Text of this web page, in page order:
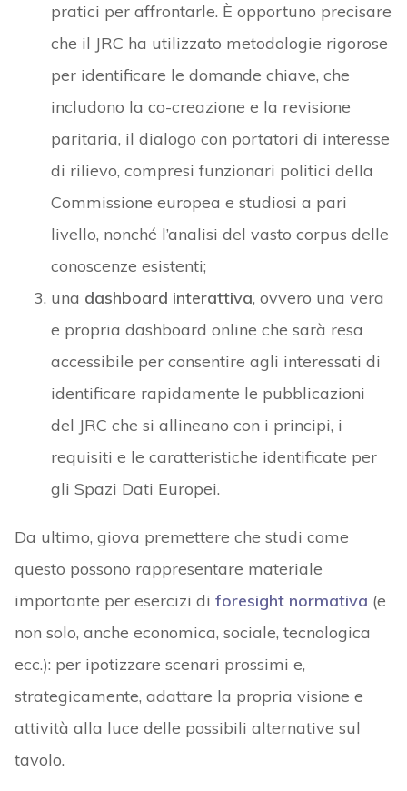
pratici per affrontarle. È opportuno precisare
che il JRC ha utilizzato metodologie rigorose
per identificare le domande chiave, che
includono la co-creazione e la revisione
paritaria, il dialogo con portatori di interesse
di rilievo, compresi funzionari politici della
Commissione europea e studiosi a pari
livello, nonché l’analisi del vasto corpus delle
conoscenze esistenti;
una dashboard interattiva, ovvero una vera
e propria dashboard online che sarà resa
accessibile per consentire agli interessati di
identificare rapidamente le pubblicazioni
del JRC che si allineano con i principi, i
requisiti e le caratteristiche identificate per
gli Spazi Dati Europei.
Da ultimo, giova premettere che studi come
questo possono rappresentare materiale
importante per esercizi di foresight normativa (e
non solo, anche economica, sociale, tecnologica
ecc.): per ipotizzare scenari prossimi e,
strategicamente, adattare la propria visione e
attività alla luce delle possibili alternative sul
tavolo.